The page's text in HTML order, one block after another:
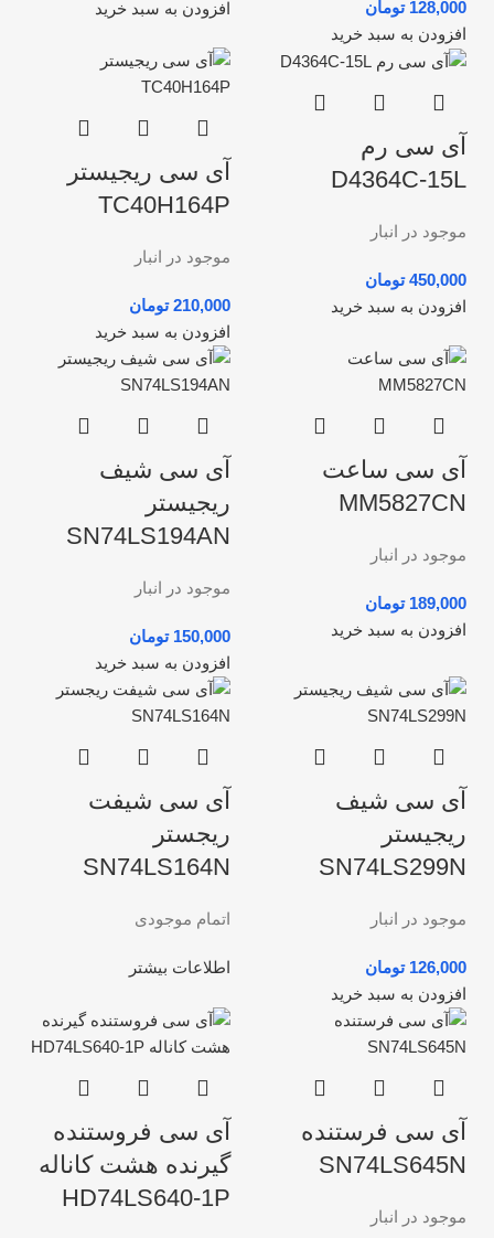
تومان
افزودن به سبد خرید
افزودن به سبد خرید
آی سی رم
D4364C-15L
موجود در انبار
تومان
افزودن به سبد خرید
آی سی ریجیستر
TC40H164P
موجود در انبار
تومان
افزودن به سبد خرید
آی سی ساعت
MM5827CN
موجود در انبار
تومان
افزودن به سبد خرید
آی سی شیف
ریجیستر
SN74LS194AN
موجود در انبار
تومان
افزودن به سبد خرید
آی سی شیف
ریجیستر
SN74LS299N
موجود در انبار
تومان
افزودن به سبد خرید
آی سی شیفت
ریجستر
SN74LS164N
اتمام موجودی
اطلاعات بیشتر
آی سی فرستنده
SN74LS645N
موجود در انبار
آی سی فروستنده
گیرنده هشت کاناله
HD74LS640-1P